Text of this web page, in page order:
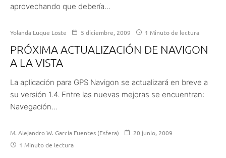
aprovechando que debería...
Yolanda Luque Loste 5 diciembre, 2009 1 Minuto de lectura
PRÓXIMA ACTUALIZACIÓN DE NAVIGON
A LA VISTA
La aplicación para GPS Navigon se actualizará en breve a
su versión 1.4. Entre las nuevas mejoras se encuentran:
Navegación...
M. Alejandro W. García Fuentes (Esfera)
20 junio, 2009
1 Minuto de lectura